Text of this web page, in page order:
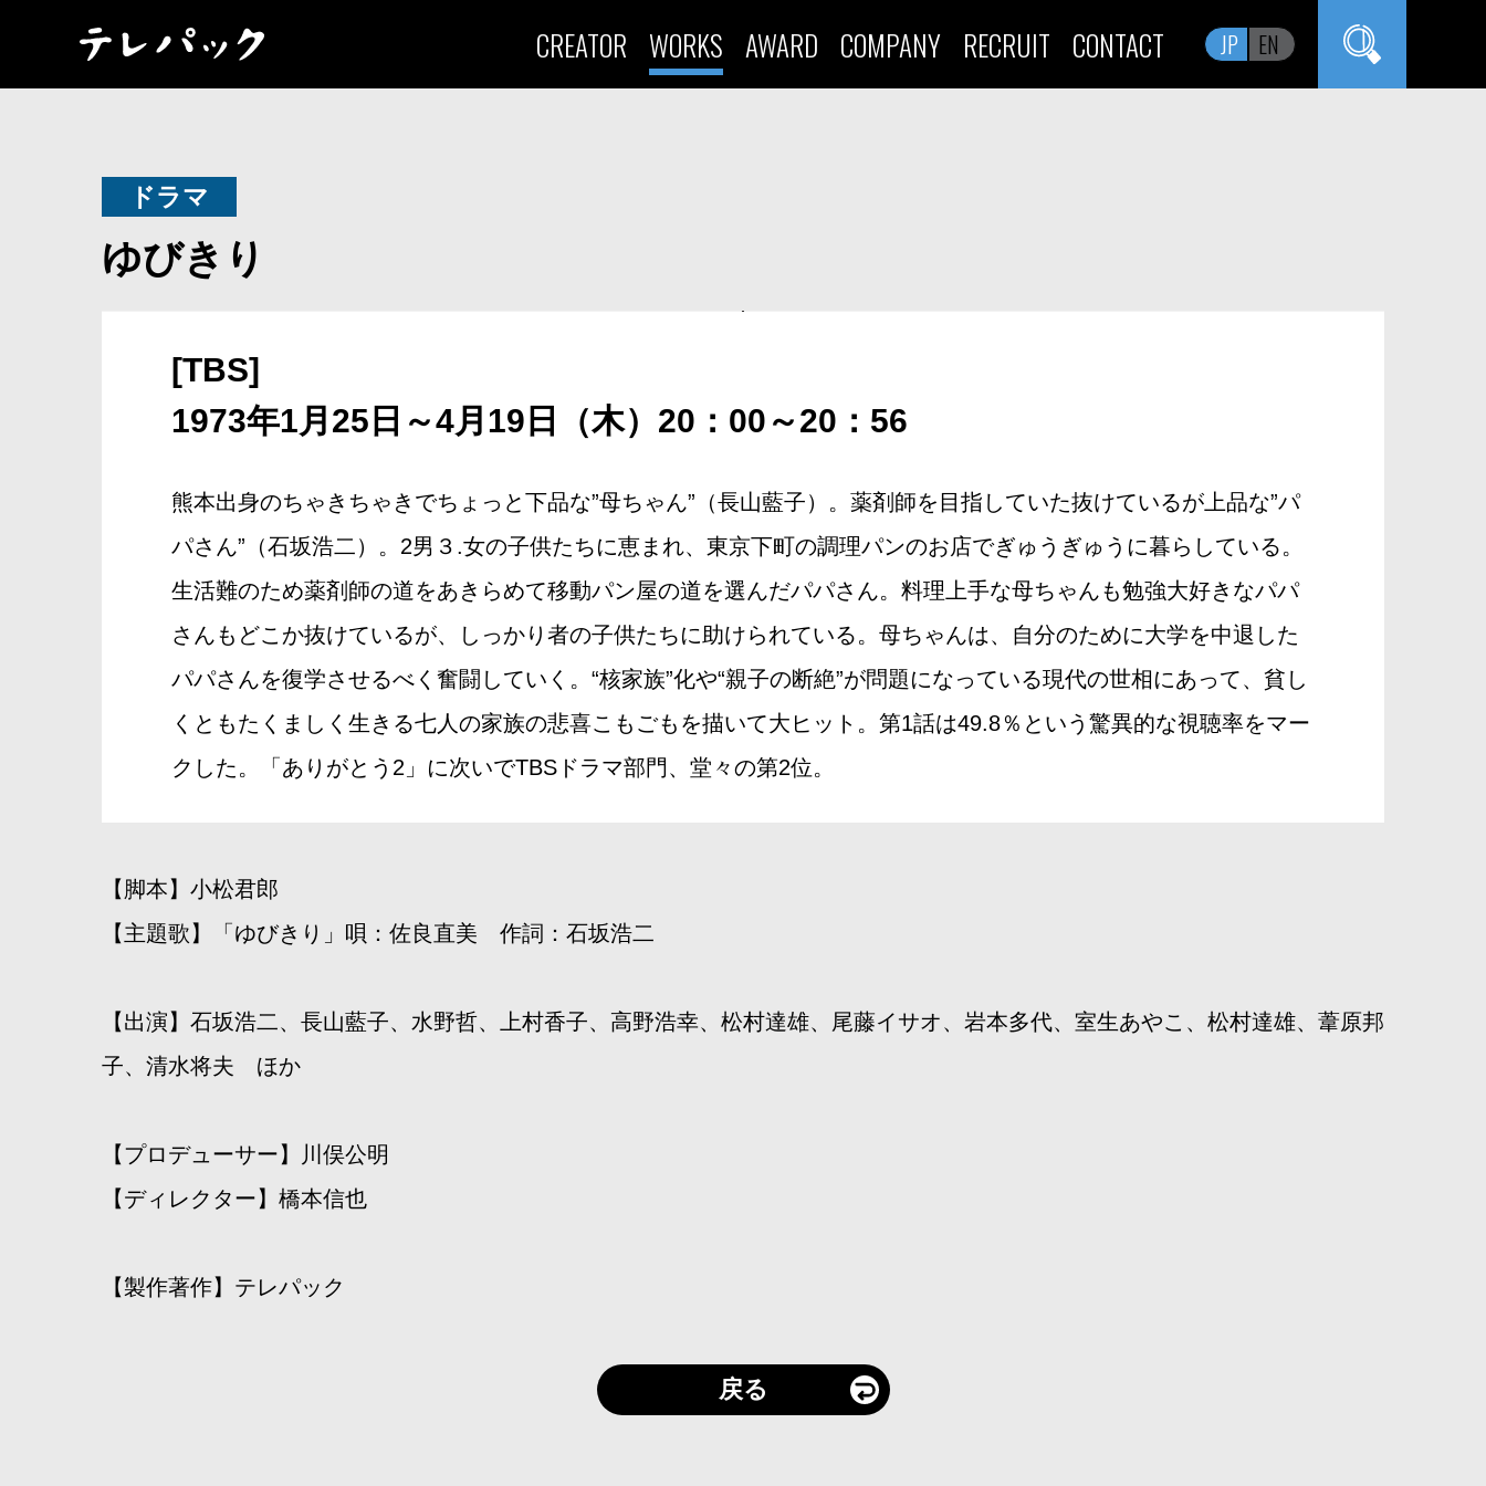
CREATOR WORKS AWARD COMPANY RECRUIT CONTACT JP EN
ドラマ
ゆびきり
[TBS]
1973年1月25日～4月19日（木）20：00～20：56
熊本出身のちゃきちゃきでちょっと下品な”母ちゃん”（長山藍子）。薬剤師を目指していた抜けているが上品な”パ
パさん”（石坂浩二）。2男３.女の子供たちに恵まれ、東京下町の調理パンのお店でぎゅうぎゅうに暮らしている。
生活難のため薬剤師の道をあきらめて移動パン屋の道を選んだパパさん。料理上手な母ちゃんも勉強大好きなパパ
さんもどこか抜けているが、しっかり者の子供たちに助けられている。母ちゃんは、自分のために大学を中退した
パパさんを復学させるべく奮闘していく。“核家族”化や“親子の断絶”が問題になっている現代の世相にあって、貧し
くともたくましく生きる七人の家族の悲喜こもごもを描いて大ヒット。第1話は49.8％という驚異的な視聴率をマー
クした。「ありがとう2」に次いでTBSドラマ部門、堂々の第2位。
【脚本】小松君郎
【主題歌】「ゆびきり」唄：佐良直美 作詞：石坂浩二
【出演】石坂浩二、長山藍子、水野哲、上村香子、高野浩幸、松村達雄、尾藤イサオ、岩本多代、室生あやこ、松村達雄、葦原邦
子、清水将夫 ほか
【プロデューサー】川俣公明
【ディレクター】橋本信也
【製作著作】テレパック
戻る